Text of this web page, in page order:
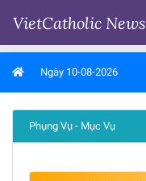
VietCatholic News
Ngày 10-08-2026
Phụng Vụ - Mục Vụ